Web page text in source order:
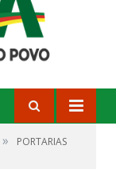
»
PORTARIAS